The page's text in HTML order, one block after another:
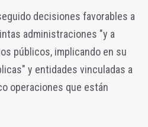
decisiones favorables a
administraciones "y a
públicos, implicando en su
y entidades vinculadas a
operaciones que están